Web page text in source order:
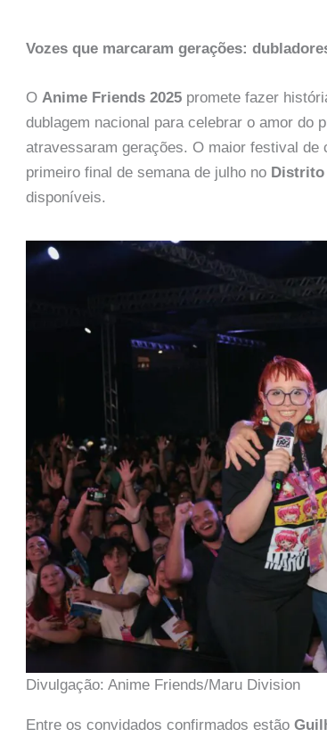
Vozes que marcaram gerações:
O Anime Friends 2025promete fazer
dublagem nacional para celebrar o amor do
atravessaram gerações. O maior festival de
primeiro final de semana de julho no Distrito
disponíveis.
Divulgação: Anime Friends/Maru Division
Entre os convidados confirmados estão